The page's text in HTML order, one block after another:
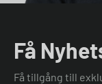
Få
Få tillgång till